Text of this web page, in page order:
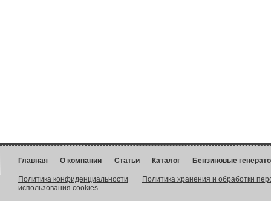
Главная О компании Статьи Каталог Бензиновые
Политика конфиденциальности
Политика хранения и обработки
использования cookies